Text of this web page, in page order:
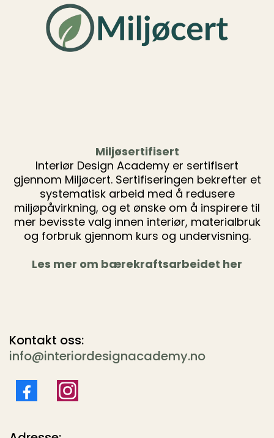
Miljøsertifisert
Interiør Design Academy er sertifisert
gjennom Miljøcert. Sertifiseringen bekrefter et
systematisk arbeid med å redusere
miljøpåvirkning, og et ønske om å inspirere til
mer bevisste valg innen interiør, materialbruk
og forbruk gjennom kurs og undervisning.
Les mer om bærekraftsarbeidet her
Kontakt oss:
info@interiordesignacademy.no